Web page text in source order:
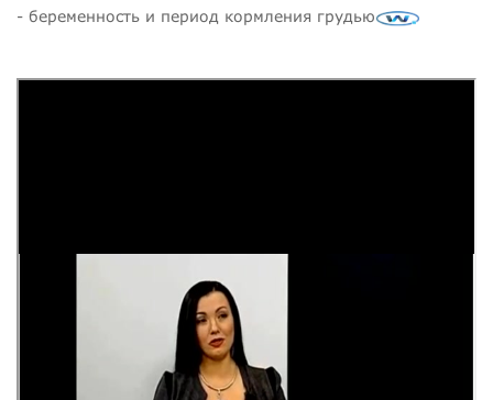
- беременность и период кормления грудью